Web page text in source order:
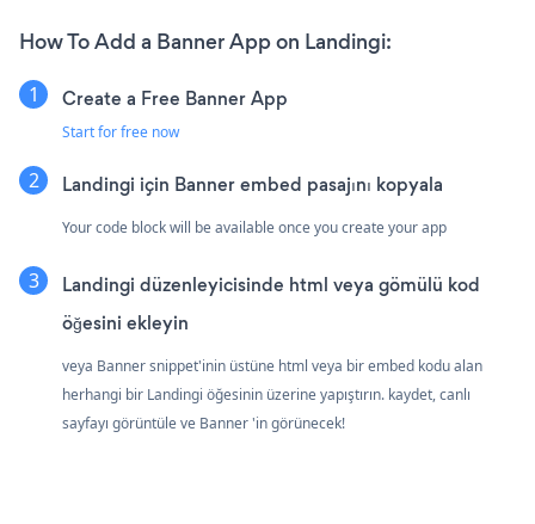
How To Add a Banner App on Landingi:
Create a Free Banner App
Start for free now
Landingi için Banner embed pasajını kopyala
Your code block will be available once you create your app
Landingi düzenleyicisinde html veya gömülü kod
öğesini ekleyin
veya Banner snippet'inin üstüne html veya bir embed kodu alan
herhangi bir Landingi öğesinin üzerine yapıştırın. kaydet, canlı
sayfayı görüntüle ve Banner 'in görünecek!